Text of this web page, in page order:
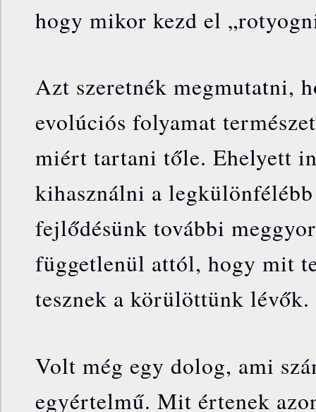
hogy mikor kezd el
Azt szeretnék megmutatni,
evolúciós folyamat
miért tartani tőle. Ehelyett
kihasználni a
fejlődésünk további
függetlenül attól, hogy mit
tesznek a körülöttünk lévők.
Volt még egy dolog, ami
egyértelmű. Mit értenek